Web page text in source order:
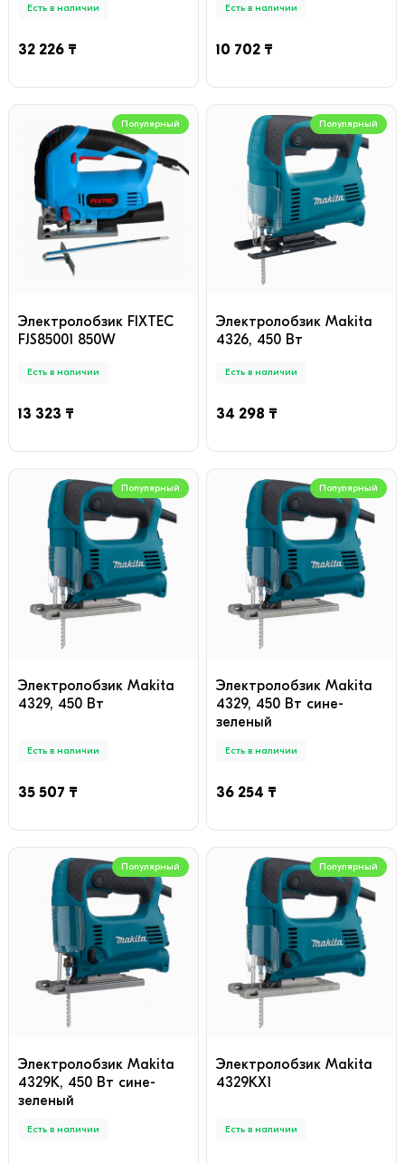
Есть в наличии
32 226 ₸
Есть в наличии
10 702 ₸
Популярный
Электролобзик FIXTEC
FJS85001 850W
Есть в наличии
13 323 ₸
Популярный
Электролобзик Makita
4326, 450 Вт
Есть в наличии
34 298 ₸
Популярный
Электролобзик Makita
4329, 450 Вт
Есть в наличии
35 507 ₸
Популярный
Электролобзик Makita
4329, 450 Вт сине-
зеленый
Есть в наличии
36 254 ₸
Популярный
Электролобзик Makita
4329K, 450 Вт сине-
зеленый
Есть в наличии
Популярный
Электролобзик Makita
4329KX1
Есть в наличии